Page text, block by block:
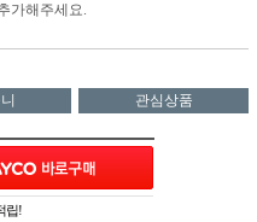
가해주세요.
관심상품
립!